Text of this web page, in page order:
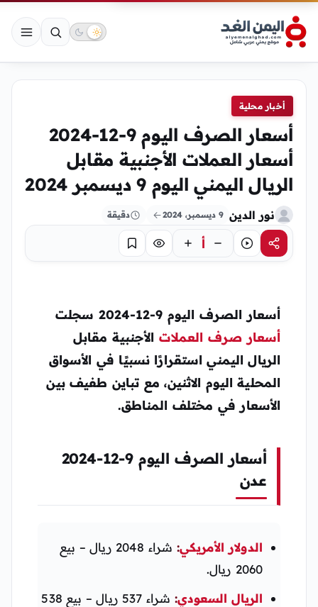
أخبار محلية
أسعار الصرف اليوم 9-12-2024
أسعار العملات الأجنبية مقابل
الريال اليمني اليوم 9 ديسمبر 2024
نور الدين 9 ديسمبر، 2024 دقيقة
مشاركةاستماع أ تركيز حفظ
أسعار الصرف اليوم 9-12-2024
سجلت
أسعار صرف العملات الأجنبية مقابل
الريال اليمني استقرارًا نسبيًا في الأسواق
المحلية اليوم الاثنين، مع تباين طفيف بين
الأسعار في مختلف المناطق.
أسعار الصرف اليوم 9-12-2024
عدن
الدولار الأمريكي:
شراء 2048 ريال – بيع
2060 ريال.
الريال السعودي:
شراء 537 ريال – بيع 538